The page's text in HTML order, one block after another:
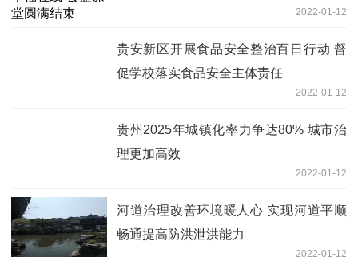
2022-01-12
贵安新区开展食品安全整治百日行动 督
促学校落实食品安全主体责任
2022-01-12
贵州2025年城镇化率力争达80% 城市治
理更加高效
2022-01-12
河道治理改善环境暖人心 实现河道平顺
畅通提高防洪泄洪能力
2022-01-12